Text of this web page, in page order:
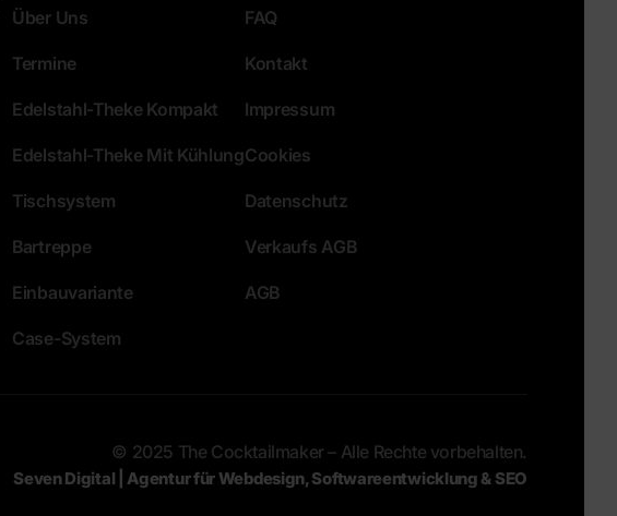
Über Uns
Termine
Edelstahl-Theke Kompakt
Edelstahl-Theke Mit Kühlung
Tischsystem
Bartreppe
Einbauvariante
Case-System
FAQ
Kontakt
Impressum
Cookies
Datenschutz
Verkaufs AGB
AGB
© 2025 The Cocktailmaker – Alle Rechte vorbehalten.
Seven Digital | Agentur für Webdesign, Softwareentwicklung & SEO